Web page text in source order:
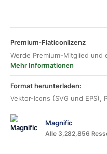
Premium-Flaticonlizenz
Werde Premium-Mitglied und
Mehr Informationen
Format herunterladen:
Vektor-Icons (SVG und EPS),
Magnific
Alle 3,282,856